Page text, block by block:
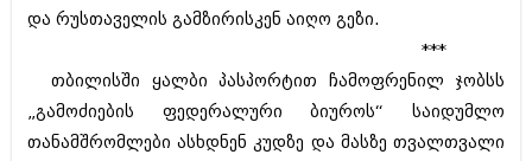
და რუსთაველის გამზირისკენ აიღო გეზი.
***
თბილისში ყალბი პასპორტით ჩამოფრენილ ჯობსს
„გამოძიების ფედერალური ბიუროს“ საიდუმლო
თანამშრომლები ასხდნენ კუდზე და მასზე თვალთვალი